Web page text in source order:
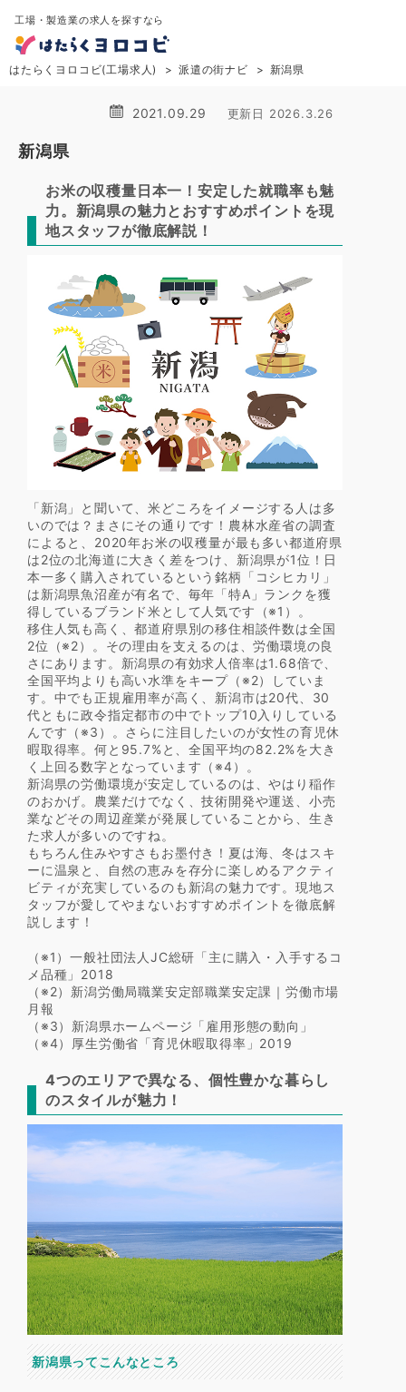
工場・製造業の求人を探すなら
はたらくヨロコビ(工場求人) 派遣の街ナビ 新潟県
2021.09.29 更新日 2026.3.26
新潟県
お米の収穫量日本一！安定した就職率も魅
力。新潟県の魅力とおすすめポイントを現
地スタッフが徹底解説！
「新潟」と聞いて、米どころをイメージする人は多
いのでは？まさにその通りです！農林水産省の調査
によると、2020年お米の収穫量が最も多い都道府県
は2位の北海道に大きく差をつけ、新潟県が1位！日
本一多く購入されているという銘柄「コシヒカリ」
は新潟県魚沼産が有名で、毎年「特A」ランクを獲
得しているブランド米として人気です（※1）。
移住人気も高く、都道府県別の移住相談件数は全国
2位（※2）。その理由を支えるのは、労働環境の良
さにあります。新潟県の有効求人倍率は1.68倍で、
全国平均よりも高い水準をキープ（※2）していま
す。中でも正規雇用率が高く、新潟市は20代、30
代ともに政令指定都市の中でトップ10入りしている
んです（※3）。さらに注目したいのが女性の育児休
暇取得率。何と95.7%と、全国平均の82.2%を大き
く上回る数字となっています（※4）。
新潟県の労働環境が安定しているのは、やはり稲作
のおかげ。農業だけでなく、技術開発や運送、小売
業などその周辺産業が発展していることから、生き
た求人が多いのですね。
もちろん住みやすさもお墨付き！夏は海、冬はスキ
ーに温泉と、自然の恵みを存分に楽しめるアクティ
ビティが充実しているのも新潟の魅力です。現地ス
タッフが愛してやまないおすすめポイントを徹底解
説します！
（※1）一般社団法人JC総研「主に購入・入手するコ
メ品種」2018
（※2）新潟労働局職業安定部職業安定課｜労働市場
月報
（※3）新潟県ホームページ「雇用形態の動向」
（※4）厚生労働省「育児休暇取得率」2019
4つのエリアで異なる、個性豊かな暮らし
のスタイルが魅力！
新潟県ってこんなところ